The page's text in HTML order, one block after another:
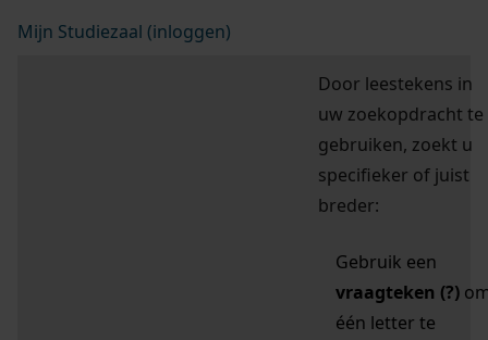
Mijn Studiezaal (inloggen)
Door leestekens in
uw zoekopdracht te
gebruiken, zoekt u
specifieker of juist
breder:
Gebruik een
vraagteken (?)
één letter te